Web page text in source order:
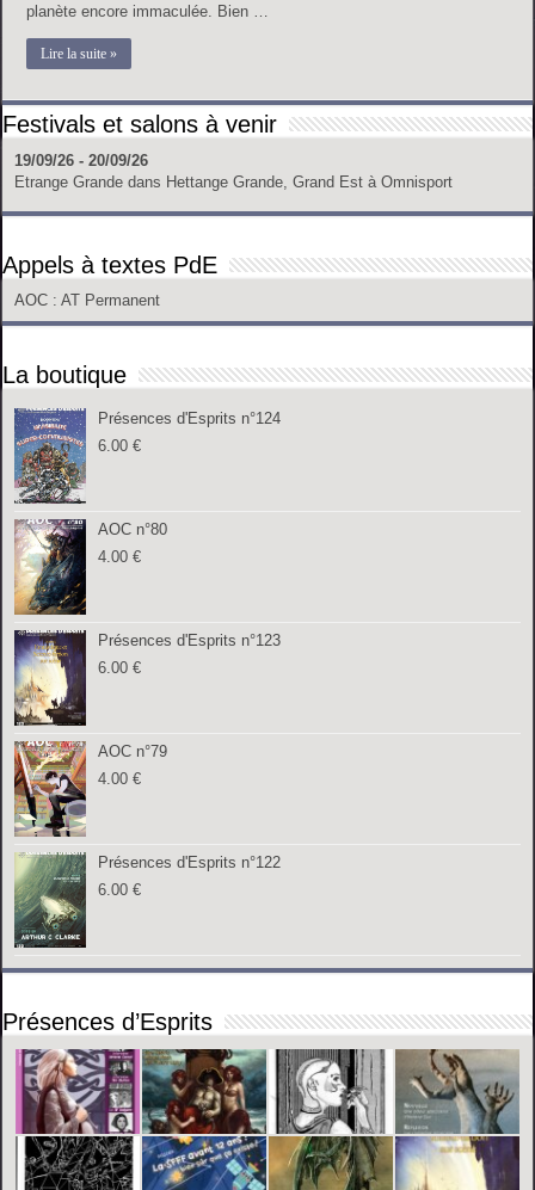
planète encore immaculée. Bien …
Lire la suite »
Festivals et salons à venir
19/09/26 - 20/09/26
Etrange Grande dans Hettange Grande, Grand Est à Omnisport
Appels à textes PdE
AOC : AT Permanent
La boutique
Présences d'Esprits n°124
6.00€
AOC n°80
4.00€
Présences d'Esprits n°123
6.00€
AOC n°79
4.00€
Présences d'Esprits n°122
6.00€
Présences d’Esprits